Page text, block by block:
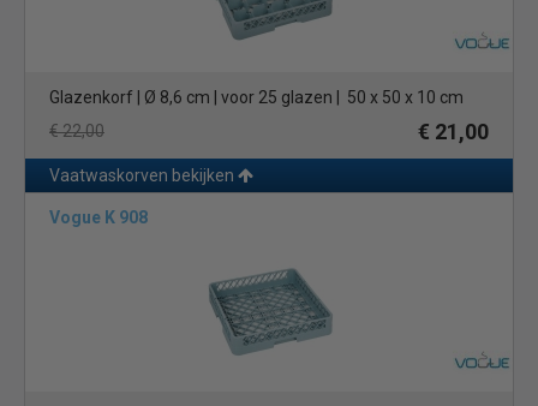
Glazenkorf | Ø 8,6 cm | voor 25 glazen | 50 x 50 x 10 cm
€ 22,00
€ 21,00
Vaatwaskorven bekijken
Vogue K 908